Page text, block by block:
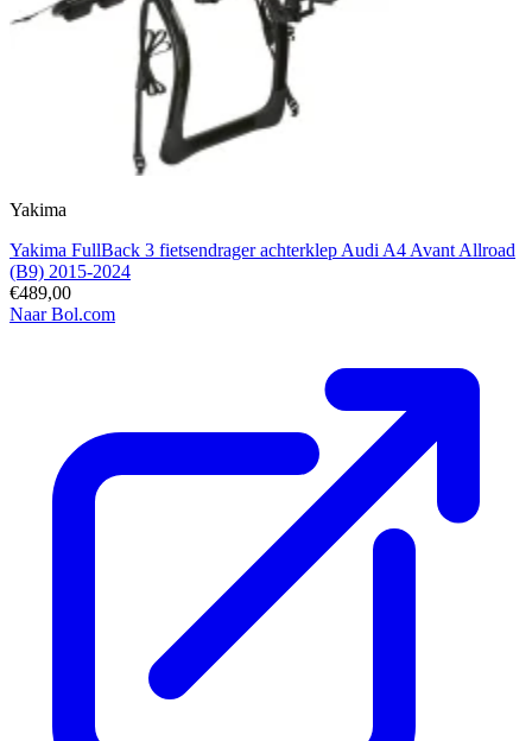
Yakima
Yakima FullBack 3 fietsendrager achterklep Audi A4 Avant Allroad
(B9) 2015-2024
€489,00
Naar Bol.com